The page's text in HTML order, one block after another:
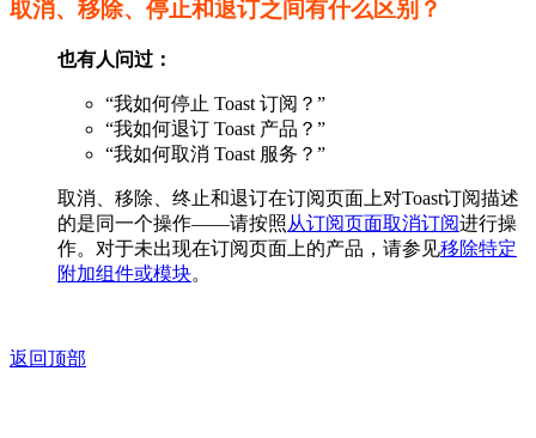
取消、移除、停止和退订之间有什么区别？
也有人问过：
“我如何停止 Toast 订阅？”
“我如何退订 Toast 产品？”
“我如何取消 Toast 服务？”
取消、移除、终止和退订在订阅页面上对Toast订阅描述
的是同一个操作——请按照从订阅页面取消订阅进行操
作。对于未出现在订阅页面上的产品，请参见移除特定
附加组件或模块。
返回顶部